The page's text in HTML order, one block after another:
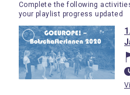
Complete the following
your playlist progress updated